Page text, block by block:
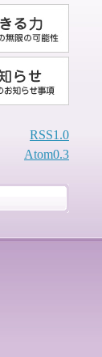
RSS1.0
Atom0.3